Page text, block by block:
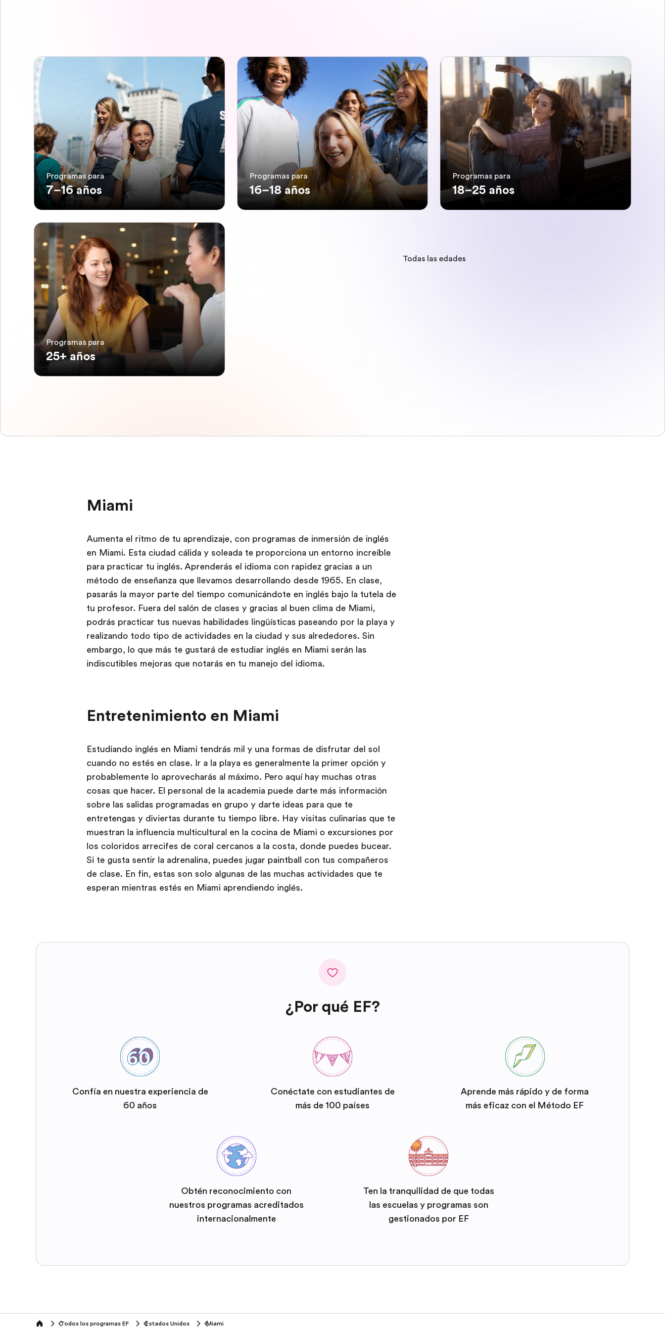
Programas para
7–16 años
Programas para
16–18 años
Programas para
18–25 años
Programas para
25+ años
Todas las edades
Miami
Aumenta el ritmo de tu aprendizaje, con programas de inmersión de inglés
en Miami. Esta ciudad cálida y soleada te proporciona un entorno increíble
para practicar tu inglés. Aprenderás el idioma con rapidez gracias a un
método de enseñanza que llevamos desarrollando desde 1965. En clase,
pasarás la mayor parte del tiempo comunicándote en inglés bajo la tutela de
tu profesor. Fuera del salón de clases y gracias al buen clima de Miami,
podrás practicar tus nuevas habilidades lingüísticas paseando por la playa y
realizando todo tipo de actividades en la ciudad y sus alrededores. Sin
embargo, lo que más te gustará de estudiar inglés en Miami serán las
indiscutibles mejoras que notarás en tu manejo del idioma.
Entretenimiento en Miami
Estudiando inglés en Miami tendrás mil y una formas de disfrutar del sol
cuando no estés en clase. Ir a la playa es generalmente la primer opción y
probablemente lo aprovecharás al máximo. Pero aquí hay muchas otras
cosas que hacer. El personal de la academia puede darte más información
sobre las salidas programadas en grupo y darte ideas para que te
entretengas y diviertas durante tu tiempo libre. Hay visitas culinarias que te
muestran la influencia multicultural en la cocina de Miami o excursiones por
los coloridos arrecifes de coral cercanos a la costa, donde puedes bucear.
Si te gusta sentir la adrenalina, puedes jugar paintball con tus compañeros
de clase. En fin, estas son solo algunas de las muchas actividades que te
esperan mientras estés en Miami aprendiendo inglés.
¿Por qué EF?
Confía en nuestra experiencia de
60 años
Conéctate con estudiantes de
más de 100 países
Aprende más rápido y de forma
más eficaz con el Método EF
Obtén reconocimiento con
nuestros programas acreditados
internacionalmente
Ten la tranquilidad de que todas
las escuelas y programas son
gestionados por EF
home Todos los programas EF Estados Unidos Miami